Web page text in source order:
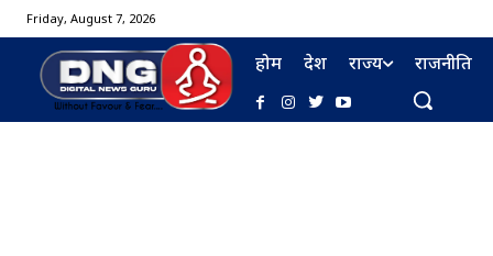
Friday, August 7, 2026
होम देश राज्य राजनीति